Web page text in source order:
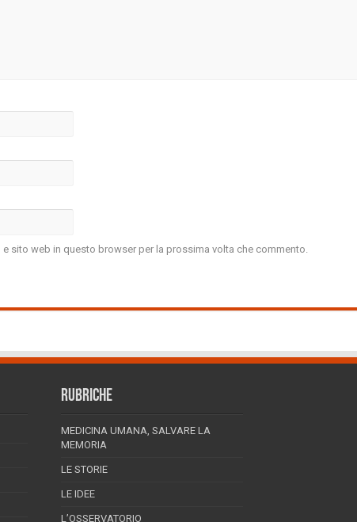
e sito web in questo browser per la prossima volta che commento.
RUBRICHE
MEDICINA UMANA, SALVARE LA
MEMORIA
LE STORIE
LE IDEE
L’OSSERVATORIO